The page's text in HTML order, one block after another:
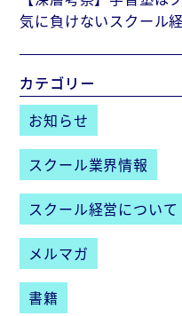
気に負けないスクール
カテゴリー
お知らせ
スクール業界情報
スクール経営について
メルマガ
書籍